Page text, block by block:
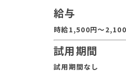
給与
時給1,500円〜
試用期間
試用期間なし